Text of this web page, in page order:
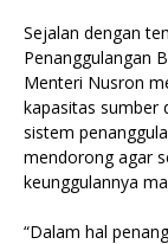
Sejalan dengan
Penanggulangan
Menteri Nusron
kapasitas sumber
sistem
mendorong agar
keunggulannya
“Dalam hal